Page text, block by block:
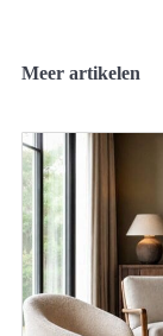
Meer artikelen